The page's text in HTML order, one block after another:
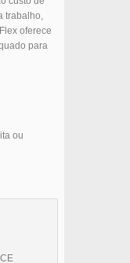
trabalho,
oferece
para
ou